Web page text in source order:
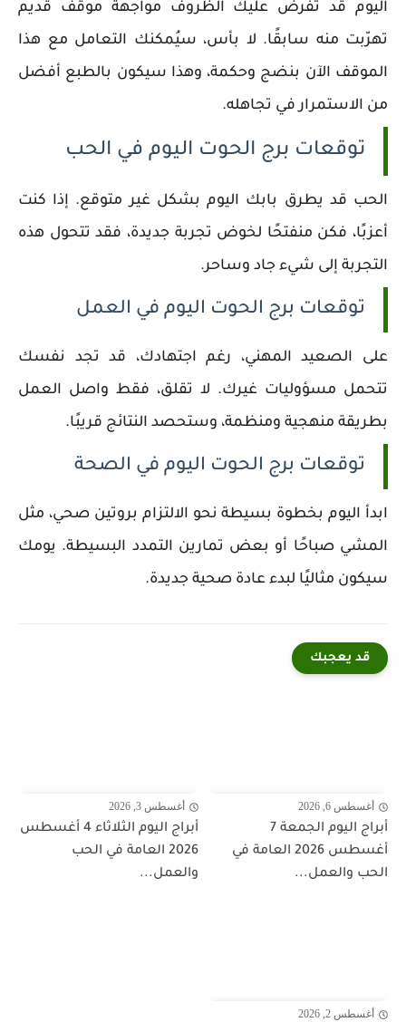
اليوم قد تفرض عليك الظروف مواجهة موقف قديم
تهرّبت منه سابقًا. لا بأس، سيُمكنك التعامل مع هذا
الموقف الآن بنضج وحكمة، وهذا سيكون بالطبع أفضل
من الاستمرار في تجاهله.
توقعات برج الحوت اليوم في الحب
الحب قد يطرق بابك اليوم بشكل غير متوقع. إذا كنت
أعزبًا، فكن منفتحًا لخوض تجربة جديدة، فقد تتحول هذه
التجربة إلى شيء جاد وساحر.
توقعات برج الحوت اليوم في العمل
على الصعيد المهني، رغم اجتهادك، قد تجد نفسك
تتحمل مسؤوليات غيرك. لا تقلق، فقط واصل العمل
بطريقة منهجية ومنظمة، وستحصد النتائج قريبًا.
توقعات برج الحوت اليوم في الصحة
ابدأ اليوم بخطوة بسيطة نحو الالتزام بروتين صحي، مثل
المشي صباحًا أو بعض تمارين التمدد البسيطة. يومك
سيكون مثاليًا لبدء عادة صحية جديدة.
قد يعجبك
أغسطس 6, 2026
أبراج اليوم الجمعة 7
أغسطس 2026 العامة في
الحب والعمل...
أغسطس 3, 2026
أبراج اليوم الثلاثاء 4 أغسطس
2026 العامة في الحب
والعمل...
أغسطس 2, 2026